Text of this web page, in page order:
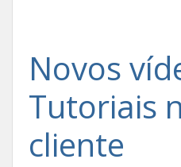
Novos
Tutoriais
cliente